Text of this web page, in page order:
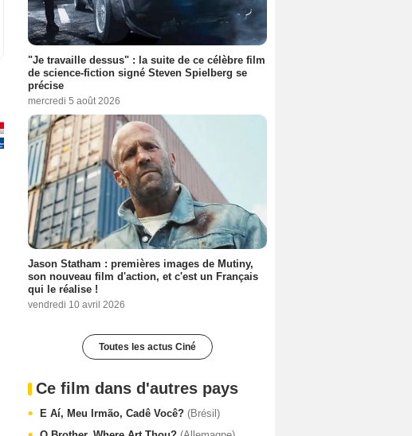
"Je travaille dessus" : la suite de ce célèbre film
de science-fiction signé Steven Spielberg se
précise
mercredi 5 août 2026
Jason Statham : premières images de Mutiny,
son nouveau film d'action, et c'est un Français
qui le réalise !
vendredi 10 avril 2026
Toutes les actus Ciné
Ce film dans d'autres pays
E Aí, Meu Irmão, Cadê Você? (Brésil)